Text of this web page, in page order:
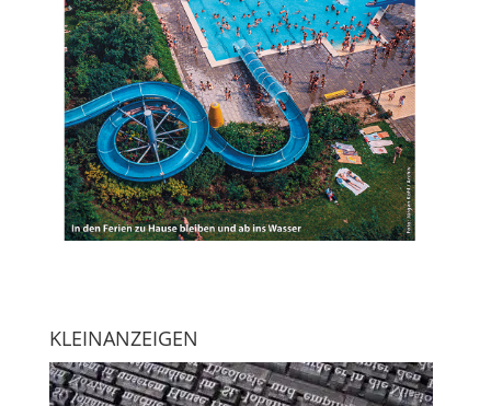
KLEINANZEIGEN